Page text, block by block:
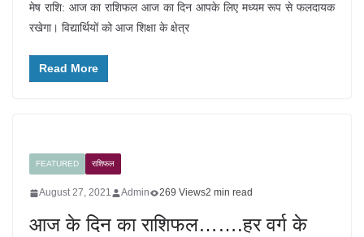
मेष राशि: आज का राशिफल आज का दिन आपके लिए मध्यम रूप से फलदायक
रखेगा। विद्यार्थियों को आज शिक्षा के क्षेत्र
Read More
FEATURED राशिफल
August 27, 2021 Admin 269 Views2 min read
आज के दिन का राशिफल…….हर वर्ग के